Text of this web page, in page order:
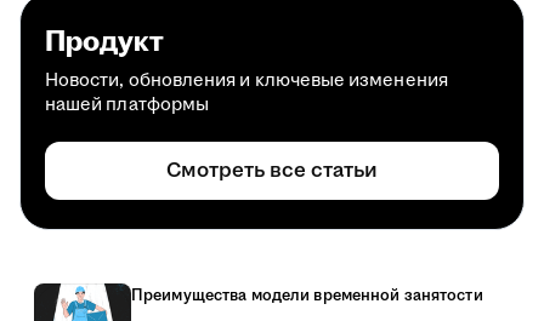
Продукт
Новости, обновления и ключевые изменения
нашей платформы
Смотреть все статьи
Преимущества модели временной занятости